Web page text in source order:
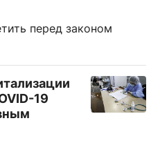
перед законом
19